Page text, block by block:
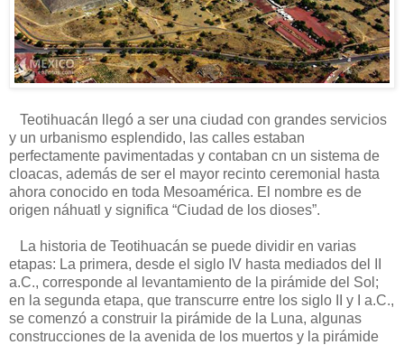
Teotihuacán llegó a ser una ciudad con grandes servicios
y un urbanismo esplendido, las calles estaban
perfectamente pavimentadas y contaban cn un sistema de
cloacas, además de ser el mayor recinto ceremonial hasta
ahora conocido en toda Mesoamérica. El nombre es de
origen náhuatl y significa “Ciudad de los dioses”.
La historia de Teotihuacán se puede dividir en varias
etapas: La primera, desde el siglo IV hasta mediados del II
a.C., corresponde al levantamiento de la pirámide del Sol;
en la segunda etapa, que transcurre entre los siglo II y I a.C.,
se comenzó a construir la pirámide de la Luna, algunas
construcciones de la avenida de los muertos y la pirámide